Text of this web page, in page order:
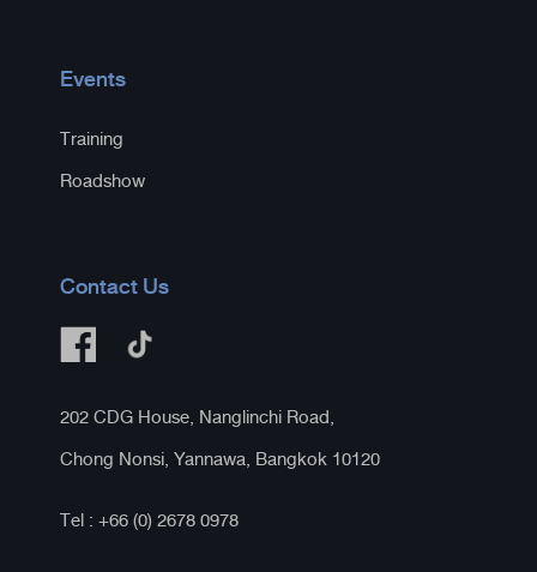
Events
Training
Roadshow
Contact Us
202 CDG House, Nanglinchi Road,
Chong Nonsi, Yannawa, Bangkok 10120
Tel : +66 (0) 2678 0978​